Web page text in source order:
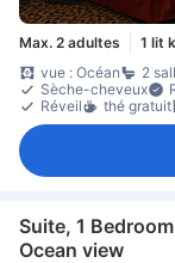
Max. 2 adultes
1 lit
vue : Océan
2
Sèche-cheveux
Réveil
thé gratuit
Suite, 1
Ocean view